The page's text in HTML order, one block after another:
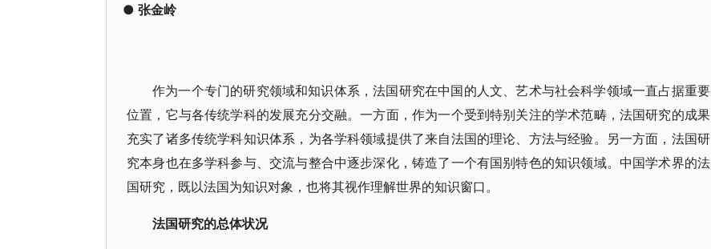
● 张金岭
作为一个专门的研究领域和知识体系，法国研究在中国的人文、艺术与社会科学领域一直占据重要
位置，它与各传统学科的发展充分交融。一方面，作为一个受到特别关注的学术范畴，法国研究的成果
充实了诸多传统学科知识体系，为各学科领域提供了来自法国的理论、方法与经验。另一方面，法国研
究本身也在多学科参与、交流与整合中逐步深化，铸造了一个有国别特色的知识领域。中国学术界的法
国研究，既以法国为知识对象，也将其视作理解世界的知识窗口。
法国研究的总体状况